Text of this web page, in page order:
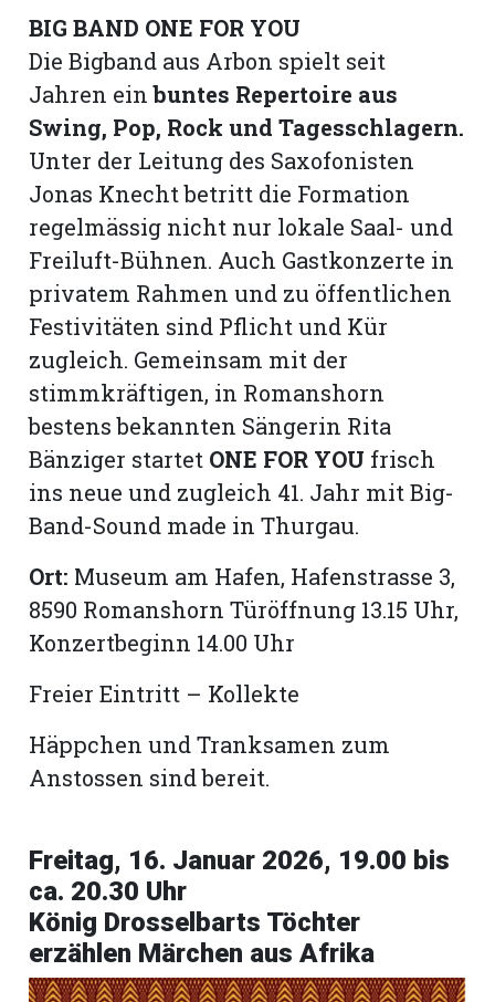
BIG BAND ONE FOR YOU
Die Bigband aus Arbon spielt seit
Jahren einbuntes Repertoire aus
Swing, Pop, Rock und Tagesschlagern.
Unter der Leitung des Saxofonisten
Jonas Knecht betritt die Formation
regelmässig nicht nur lokale Saal- und
Freiluft-Bühnen. Auch Gastkonzerte in
privatem Rahmen und zu öffentlichen
Festivitäten sind Pflicht und Kür
zugleich. Gemeinsam mit der
stimmkräftigen, in Romanshorn
bestens bekannten Sängerin Rita
Bänziger startet ONE FOR YOU frisch
ins neue und zugleich 41. Jahr mit Big-
Band-Sound made in Thurgau.
Ort: Museum am Hafen, Hafenstrasse 3,
8590 Romanshorn Türöffnung 13.15 Uhr,
Konzertbeginn 14.00 Uhr
Freier Eintritt – Kollekte
Häppchen und Tranksamen zum
Anstossen sind bereit.
Freitag, 16. Januar 2026, 19.00 bis
ca. 20.30 Uhr
König Drosselbarts Töchter
erzählen Märchen aus Afrika